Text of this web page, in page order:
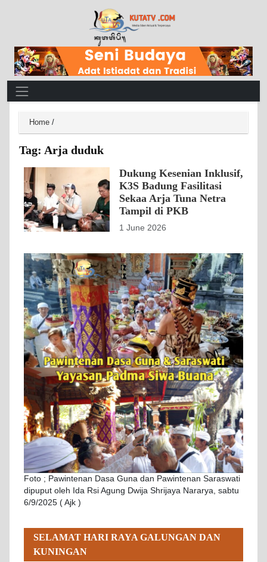
Main Navigation
Home /
Tag: Arja duduk
Dukung Kesenian Inklusif,
K3S Badung Fasilitasi
Sekaa Arja Tuna Netra
Tampil di PKB
1 June 2026
Foto ; Pawintenan Dasa Guna dan Pawintenan Saraswati
dipuput oleh Ida Rsi Agung Dwija Shrijaya Nararya, sabtu
6/9/2025 ( Ajk )
SELAMAT HARI RAYA GALUNGAN DAN
KUNINGAN